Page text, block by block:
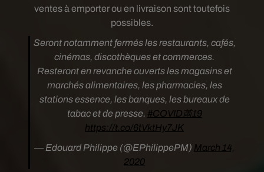
ventes à emporter ou en livraison sont toutefois
possibles.
Seront notamment fermés les restaurants, cafés,
cinémas, discothèques et commerces.
Resteront en revanche ouverts les magasins et
marchés alimentaires, les pharmacies, les
stations essence, les banques, les bureaux de
tabac et de presse. #COVID㒼19
https://t.co/6tVktHy7JK
— Edouard Philippe (@EPhilippePM) March 14,
2020